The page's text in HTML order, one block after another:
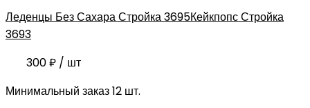
Леденцы Без Сахара Стройка 3695Кейкпопс Стройка
3693
300₽ / шт
Минимальный заказ 12 шт.